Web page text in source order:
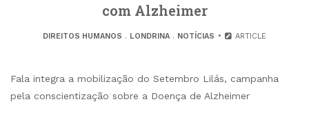
com Alzheimer
DIREITOS HUMANOS . LONDRINA. NOTÍCIAS ARTICLE
Fala integra a mobilização do Setembro Lilás, campanha
pela conscientização sobre a Doença de Alzheimer